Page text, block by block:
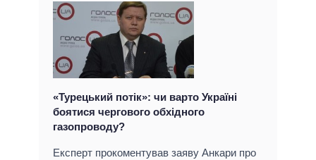
«Турецький потік»: чи варто Україні
боятися чергового обхідного
газопроводу?
Експерт прокоментував заяву Анкари про